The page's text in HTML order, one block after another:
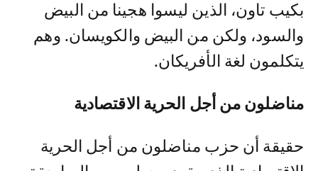
بكيب تاون، الذين ليسوا هجينا من البيض
والسود، ولكن من البيض والكويسان. وهم
يتكلمون لغة الأفريكان.
مناضلون من أجل الحرية الاقتصادية
حقيقة أن حزب مناضلون من أجل الحرية